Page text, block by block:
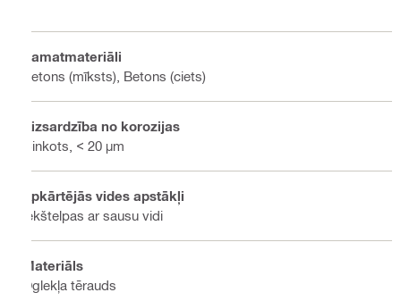
Pamatmateriāli
Betons (mīksts), Betons (ciets)
Aizsardzība no korozijas
Cinkots, < 20 µm
Apkārtējās vides apstākļi
Iekštelpas ar sausu vidi
Materiāls
Oglekļa tērauds